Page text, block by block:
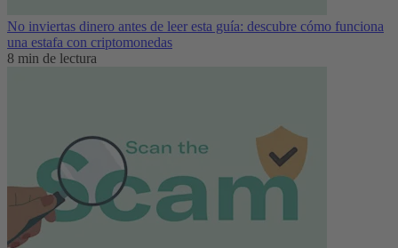
No inviertas dinero antes de leer esta guía: descubre cómo funciona
una estafa con criptomonedas
8 min de lectura